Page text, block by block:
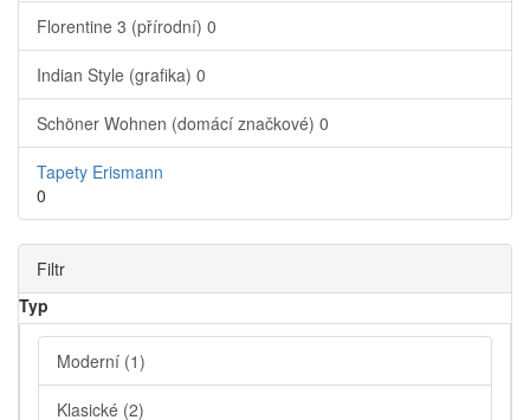
Florentine 3 (přírodní) 0
Indian Style (grafika) 0
Schöner Wohnen (domácí značkové) 0
Tapety Erismann
0
Filtr
Typ
Moderní (1)
Klasické (2)